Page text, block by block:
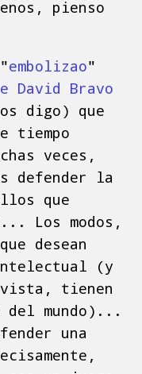
pienso
embolizao"
David Bravo
digo) que
tiempo
veces,
defender la
que
Los modos,
desean
(y
vista, tienen
del mundo)...
una